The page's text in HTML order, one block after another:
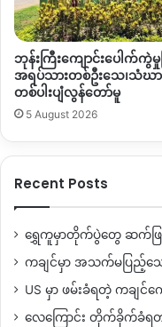
ဘုန်းကြီးကျောင်းပေါက်ကွဲမှု
အရပ်သားတစ်ဦးသေ၊သံဃာ
တစ်ပါးပျံလွန်တော်မူ
5 August 2026
Recent Posts
ရွှေကူမှာတိုက်ပွဲတွေ ဆက်ဖြ
ကချင်မှာ အသက်မပြည့်သ
US မှာ ဖမ်းခံရတဲ့ ကချင်
လေကြောင်း တိုက်ခိုက်ခံရ